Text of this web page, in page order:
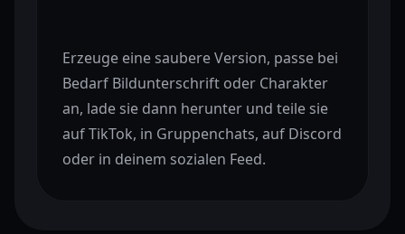
Erzeuge eine saubere Version, passe bei
Bedarf Bildunterschrift oder Charakter
an, lade sie dann herunter und teile sie
auf TikTok, in Gruppenchats, auf Discord
oder in deinem sozialen Feed.